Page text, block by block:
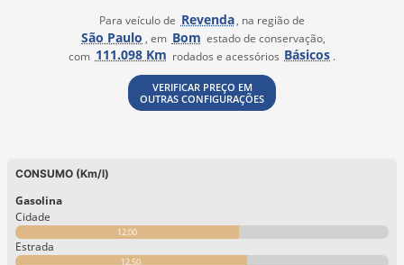
Para veículo de Revenda , na região de
São Paulo , em Bom estado de conservação,
com 111.098 Km rodados e acessórios Básicos .
VERIFICAR PREÇO EM
OUTRAS CONFIGURAÇÕES
CONSUMO (Km/l)
Gasolina
Cidade
12,00
Estrada
12,50